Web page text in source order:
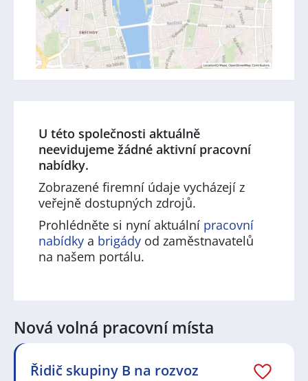
U této společnosti aktuálně
neevidujeme žádné aktivní pracovní
nabídky.
Zobrazené firemní údaje vycházejí z
veřejně dostupných zdrojů.
Prohlédněte si nyní aktuální pracovní
nabídky a brigády od zaměstnavatelů
na našem portálu.
Nová volná pracovní místa
Řidič skupiny B na rozvoz